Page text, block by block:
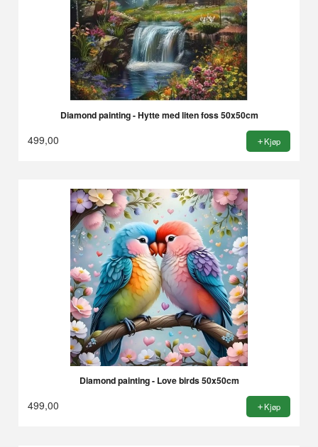
Diamond painting - Hytte med liten foss 50x50cm
499,00 Kjøp
Diamond painting - Love birds 50x50cm
499,00 Kjøp